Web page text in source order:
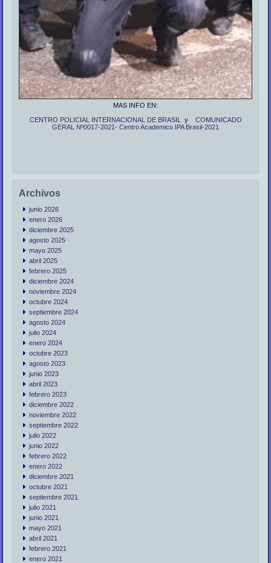
MAS INFO EN:
CENTRO POLICIAL INTERNACIONAL DE BRASIL
y COMUNICADO
GERAL Nº0017-2021- Centro Academico IPA Brasil-2021
Archivos
junio 2026
enero 2026
diciembre 2025
agosto 2025
mayo 2025
abril 2025
febrero 2025
diciembre 2024
noviembre 2024
octubre 2024
septiembre 2024
agosto 2024
julio 2024
enero 2024
octubre 2023
agosto 2023
junio 2023
abril 2023
febrero 2023
diciembre 2022
noviembre 2022
septiembre 2022
julio 2022
junio 2022
febrero 2022
enero 2022
diciembre 2021
octubre 2021
septiembre 2021
julio 2021
junio 2021
mayo 2021
abril 2021
febrero 2021
enero 2021